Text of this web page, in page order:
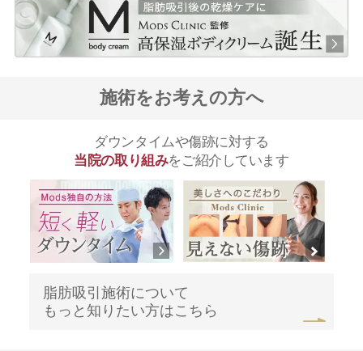
施術をお考えの方へ
ダウンタイムや傷跡に対する
当院の取り組みをご紹介しています
脂肪吸引施術について
もっと知りたい方はこちら